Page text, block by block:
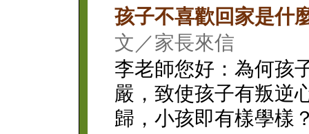
孩子不喜歡回家是什
文／家長來信
李老師您好：為何孩
嚴，致使孩子有叛逆
歸，小孩即有樣學樣